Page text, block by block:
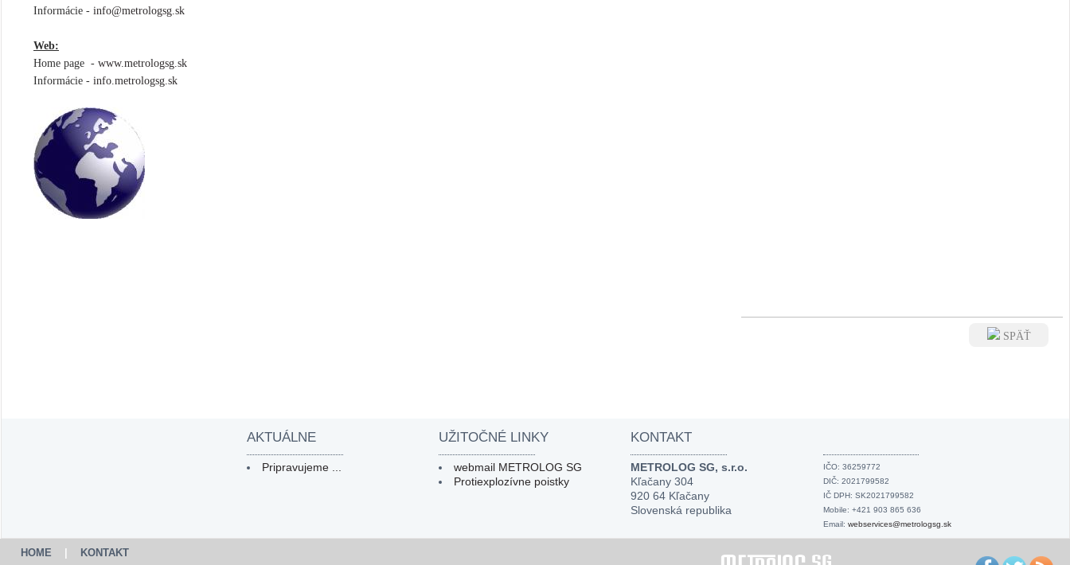
Informácie - info@metrologsg.sk
Web:
Home page - www.metrologsg.sk
Informácie - info.metrologsg.sk
SPÄŤ
AKTUÁLNE
Pripravujeme ...
UŽITOČNÉ LINKY
webmail METROLOG SG
Protiexplozívne poistky
KONTAKT
METROLOG SG, s.r.o.
Kľačany 304
920 64 Kľačany
Slovenská republika
IČO: 36259772
DIČ: 2021799582
IČ DPH: SK2021799582
Mobile: +421 903 865 636
Email: webservices@metrologsg.sk
HOME KONTAKT